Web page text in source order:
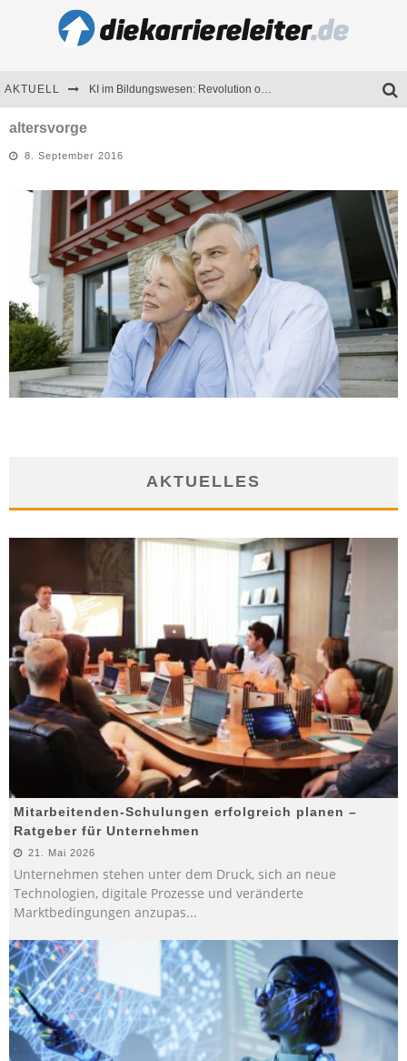
AKTUELL KI im Bildungswesen: Revolution oder Risiko für Schulen und Universitäten?
Mitarbeitenden-Schulungen erfolgreich planen – Ratgeber für Unternehmen
altersvorge
8. September 2016
AKTUELLES
Mitarbeitenden-Schulungen erfolgreich planen –
Ratgeber für Unternehmen
21. Mai 2026
Unternehmen stehen unter dem Druck, sich an neue
Technologien, digitale Prozesse und veränderte
Marktbedingungen anzupas...